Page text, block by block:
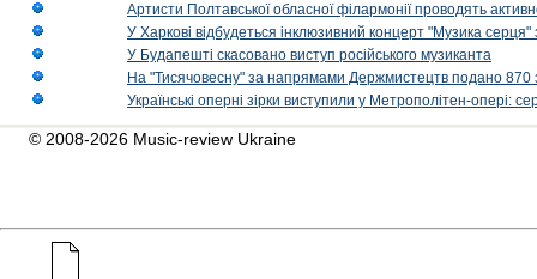
Артисти Полтавської обласної філармонії проводять
У Харкові відбудеться інклюзивний концерт "Музика
У Будапешті скасовано виступ російського музиканта
На "Тисячовесну" за напрямами Держмистецтв подано 870
Українські оперні зірки виступили у Метрополітен-опері:
© 2008-2026 Music-review Ukraine